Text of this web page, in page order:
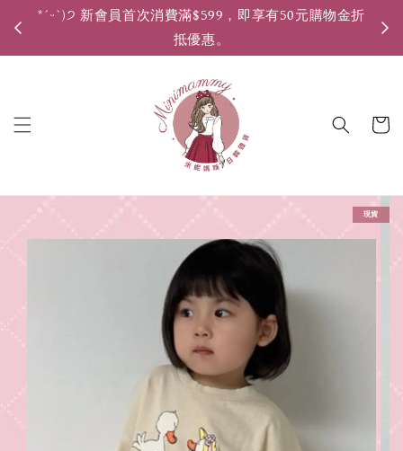
*ˊᵕˋ)੭ 新會員首次消費滿$599，即享有50元購物金折
抵優惠。
現貨